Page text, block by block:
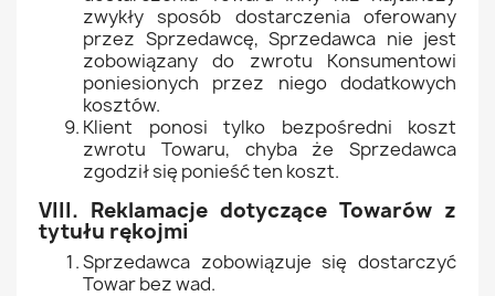
zwykły sposób dostarczenia oferowany
przez Sprzedawcę, Sprzedawca nie jest
zobowiązany do zwrotu Konsumentowi
poniesionych przez niego dodatkowych
kosztów.
Klient ponosi tylko bezpośredni koszt
zwrotu Towaru, chyba że Sprzedawca
zgodził się ponieść ten koszt.
VIII. Reklamacje dotyczące Towarów z
tytułu rękojmi
Sprzedawca zobowiązuje się dostarczyć
Towar bez wad.